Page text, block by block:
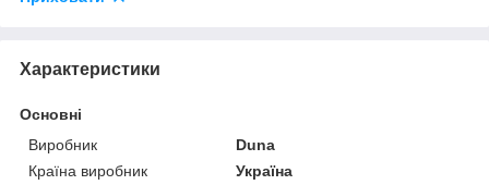
Характеристики
Основні
Виробник
Duna
Країна виробник
Україна